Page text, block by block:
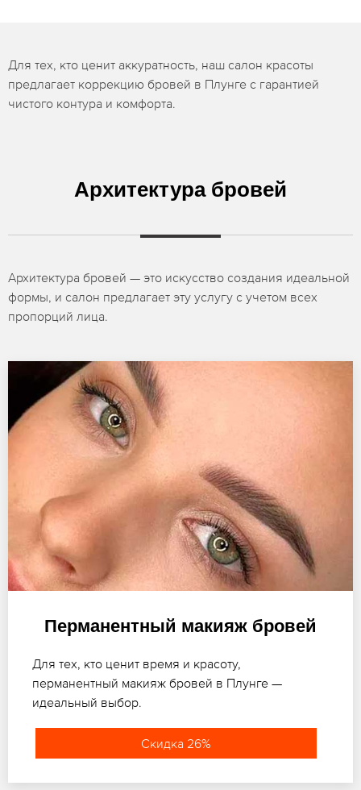
Для тех, кто ценит аккуратность, наш салон красоты
предлагает коррекцию бровей в Плунге с гарантией
чистого контура и комфорта.
Архитектура бровей
Архитектура бровей — это искусство создания идеальной
формы, и салон предлагает эту услугу с учетом всех
пропорций лица.
Перманентный макияж бровей
Для тех, кто ценит время и красоту,
перманентный макияж бровей в Плунге —
идеальный выбор.
Скидка 26%